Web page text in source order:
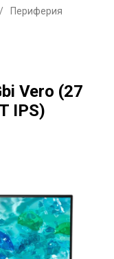
/
Периферия
Vero (27
IPS)